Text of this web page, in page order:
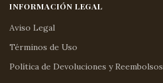
INFORMACIÓN LEGAL
Aviso Legal
Términos de Uso
Política de Devoluciones y Reembolsos